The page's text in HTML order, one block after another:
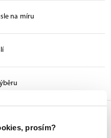
prosím?
na míru